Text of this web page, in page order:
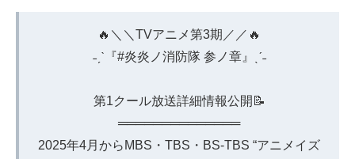
🔥＼＼TVアニメ第3期／／🔥
˗ˏˋ『#炎炎ノ消防隊参ノ章』ˎˊ˗
第1クール放送詳細情報公開📝
══════════════
2025年4月からMBS・TBS・BS-TBS “アニメイズ